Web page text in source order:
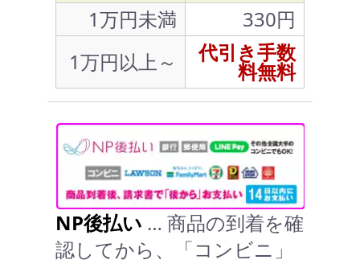
1万円未満
330円
1万円以上～
代引き手数
料無料
NP後払い … 商品の到着を確
認してから、「コンビニ」